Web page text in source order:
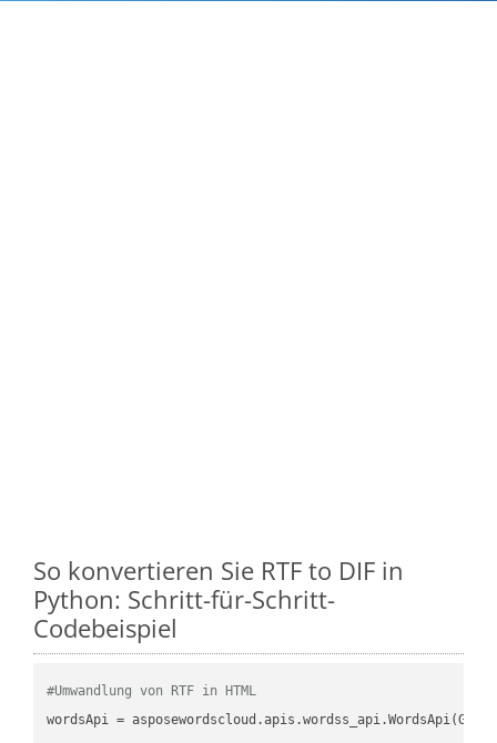
So konvertieren Sie RTF to DIF in
Python: Schritt-für-Schritt-
Codebeispiel
#Umwandlung von RTF in HTML
wordsApi =